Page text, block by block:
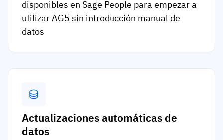
disponibles en Sage People para empezar a
utilizar AG5 sin introducción manual de
datos
Actualizaciones automáticas de
datos